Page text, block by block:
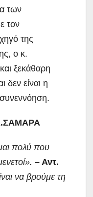
των
τον
της
ο κ.
ξεκάθαρη
δεν είναι η
συνεννόηση.
πολύ που
– Αντ.
να βρούμε τη